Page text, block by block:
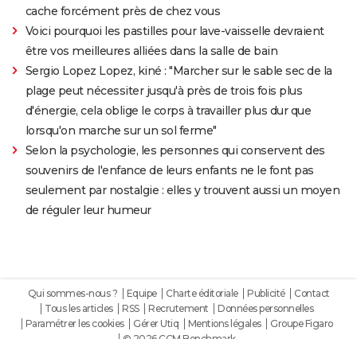
cache forcément près de chez vous
Voici pourquoi les pastilles pour lave-vaisselle devraient
être vos meilleures alliées dans la salle de bain
Sergio Lopez Lopez, kiné : "Marcher sur le sable sec de la
plage peut nécessiter jusqu'à près de trois fois plus
d'énergie, cela oblige le corps à travailler plus dur que
lorsqu'on marche sur un sol ferme"
Selon la psychologie, les personnes qui conservent des
souvenirs de l'enfance de leurs enfants ne le font pas
seulement par nostalgie : elles y trouvent aussi un moyen
de réguler leur humeur
Qui sommes-nous ? Equipe Charte éditoriale Publicité
Contact
Tous les articles
RSS Recrutement
Données personnelles
Paramétrer les cookies
Gérer Utiq Mentions légales
Groupe Figaro